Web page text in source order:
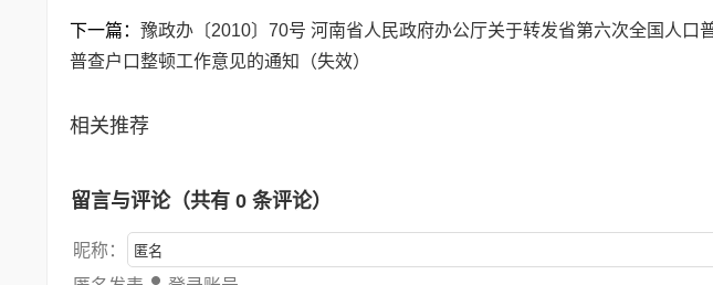
下一篇： 豫政办〔2010〕70号 河南省人民政府办公厅关于转发省第六次全国人口
普查户口整顿工作意见的通知（失效）
相关推荐
留言与评论（共有 0 条评论）
昵称：